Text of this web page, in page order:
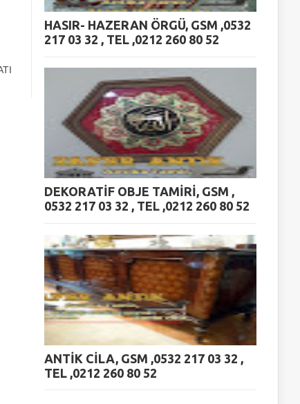
HASIR- HAZERAN ÖRGÜ, GSM ,0532
217 03 32 , TEL ,0212 260 80 52
DEKORATİF OBJE TAMİRİ, GSM ,
0532 217 03 32 , TEL ,0212 260 80 52
ANTİK CİLA, GSM ,0532 217 03 32 ,
TEL ,0212 260 80 52